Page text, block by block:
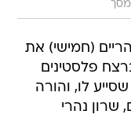
מסך
(חמישי) את
פלסטינים
שסייע לו, והורה
שרון נהרי